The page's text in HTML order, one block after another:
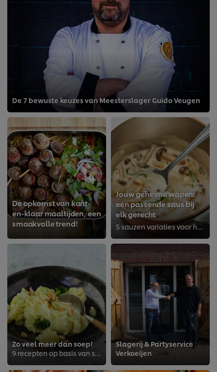
De 7 bewuste keuzes van Meesterslager Guido Veugen
De opkomst van kant-
en-klaar maaltijden, een
smaakvolle trend!
Jouw geheime wapen:
een passende saus bij
elk gerecht
5 sauzen variaties voor het najaar
Zo veel meer dan soep!
9 recepten op basis van soep
Slagerij & Partyservice
Verkoeijen